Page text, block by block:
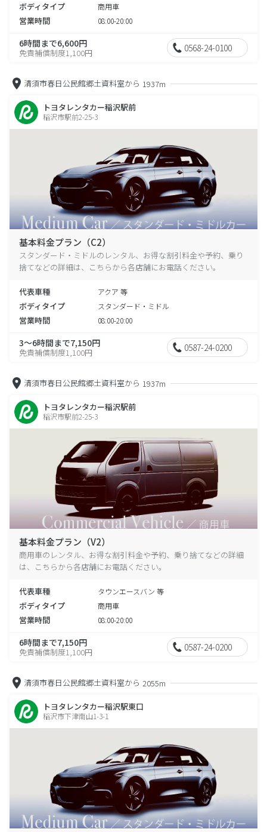
ボディタイプ 商用車
営業時間 08:00-20:00
6時間まで6,600円
免責補償制度1,100円 0568-24-0100
清須市春日公民館郷土資料室から 1937m
トヨタレンタカー稲沢駅前
稲沢市駅前2-25-3
基本料金プラン（C2）
スタンダード・ミドルのレンタル、お得な割引料金や予約、乗り
捨てなどの詳細は、こちらから各店舗にお電話ください。
代表車種 アクア 等
ボディタイプ スタンダード・ミドル
営業時間 08:00-20:00
3～6時間まで7,150円
免責補償制度1,100円 0587-24-0200
清須市春日公民館郷土資料室から 1937m
トヨタレンタカー稲沢駅前
稲沢市駅前2-25-3
基本料金プラン（V2）
商用車のレンタル、お得な割引料金や予約、乗り捨てなどの詳細
は、こちらから各店舗にお電話ください。
代表車種 タウンエースバン 等
ボディタイプ 商用車
営業時間 08:00-20:00
6時間まで7,150円
免責補償制度1,100円 0587-24-0200
清須市春日公民館郷土資料室から 2055m
トヨタレンタカー稲沢駅東口
稲沢市下津南山1-3-1